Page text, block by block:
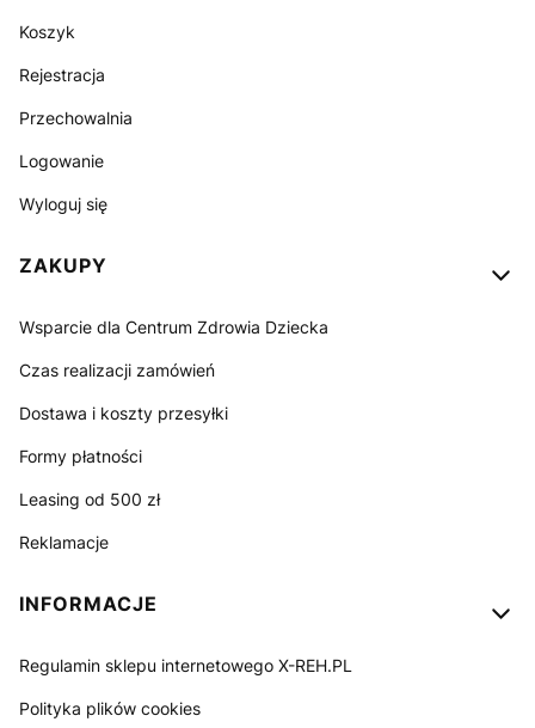
Koszyk
Rejestracja
Przechowalnia
Logowanie
Wyloguj się
ZAKUPY
Wsparcie dla Centrum Zdrowia Dziecka
Czas realizacji zamówień
Dostawa i koszty przesyłki
Formy płatności
Leasing od 500 zł
Reklamacje
INFORMACJE
Regulamin sklepu internetowego X-REH.PL
Polityka plików cookies